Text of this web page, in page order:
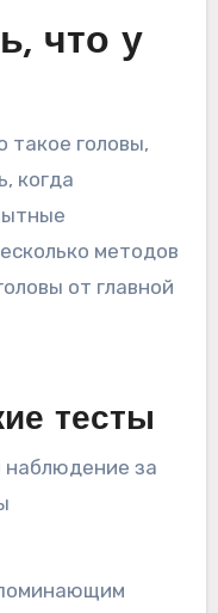
что у
такое головы,
когда
методов
от главной
тесты
наблюдение за